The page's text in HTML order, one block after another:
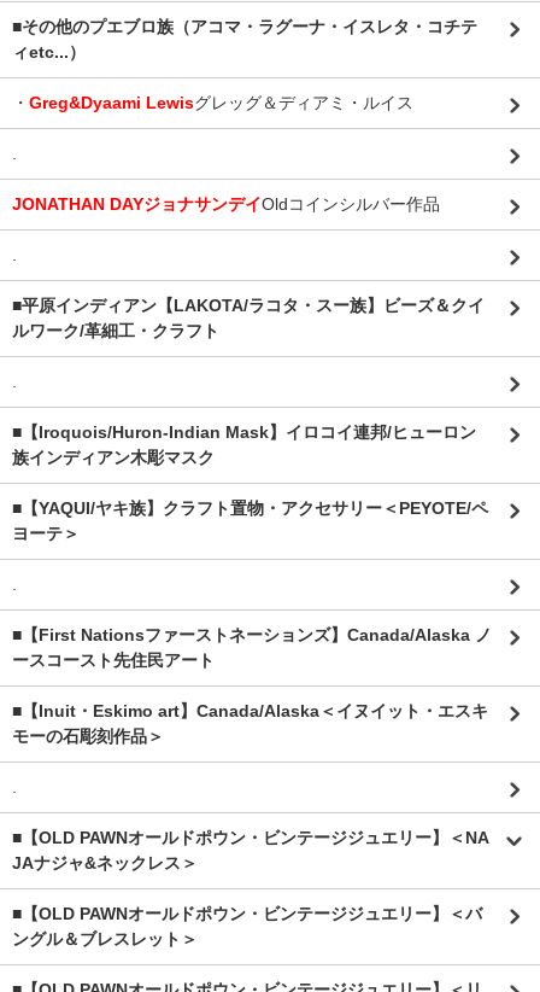
■その他のプエブロ族（アコマ・ラグーナ・イスレタ・コチテ
ィetc...）
・ Greg&Dyaami Lewisグレッグ＆ディアミ・ルイス
.
JONATHAN DAYジョナサンデイOldコインシルバー作品
.
■平原インディアン【LAKOTA/ラコタ・スー族】ビーズ＆クイ
ルワーク/革細工・クラフト
.
■【Iroquois/Huron-Indian Mask】イロコイ連邦/ヒューロン
族インディアン木彫マスク
■【YAQUI/ヤキ族】クラフト置物・アクセサリー＜PEYOTE/ペ
ヨーテ＞
.
■【First Nationsファーストネーションズ】Canada/Alaska ノ
ースコースト先住民アート
■【Inuit・Eskimo art】Canada/Alaska＜イヌイット・エスキ
モーの石彫刻作品＞
.
■【OLD PAWNオールドポウン・ビンテージジュエリー】＜NA
JAナジャ&ネックレス＞
■【OLD PAWNオールドポウン・ビンテージジュエリー】＜バ
ングル＆ブレスレット＞